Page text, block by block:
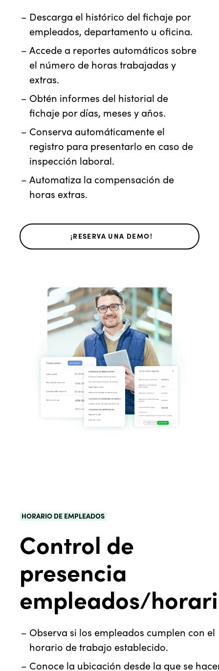
Descarga el histórico del fichaje por
empleados, departamento u oficina.
Accede a reportes automáticos sobre
el número de horas trabajadas y
extras.
Obtén informes del historial de
fichaje por días, meses y años.
Conserva automáticamente el
registro para presentarlo en caso de
inspección laboral.
Automatiza la compensación de
horas extras.
¡RESERVA UNA DEMO!
HORARIO DE EMPLEADOS
Control de
presencia
empleados/
Observa si los empleados cumplen con el
horario de trabajo establecido.
Conoce la ubicación desde la que se